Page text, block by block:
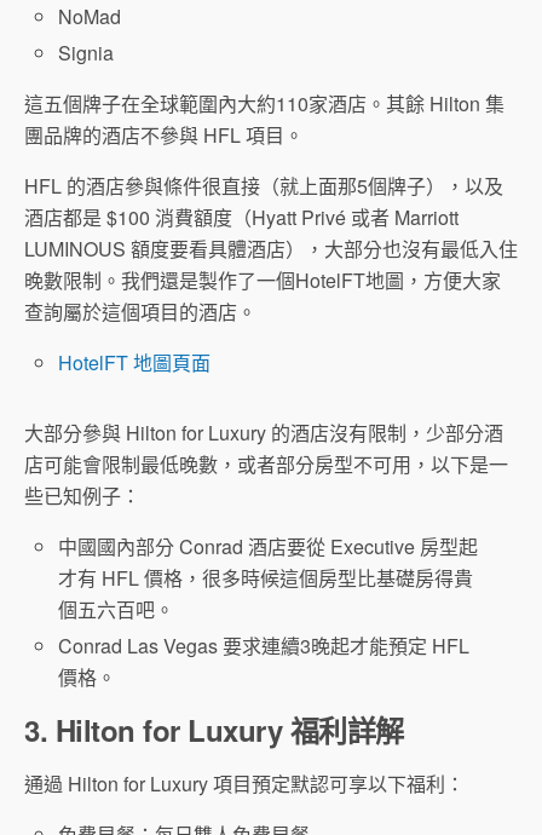
NoMad
Signia
這五個牌子在全球範圍內大約110家酒店。其餘 Hilton 集
團品牌的酒店不參與 HFL 項目。
HFL 的酒店參與條件很直接（就上面那5個牌子），以及
酒店都是 $100 消費額度（Hyatt Privé 或者 Marriott
LUMINOUS 額度要看具體酒店），大部分也沒有最低入住
晚數限制。我們還是製作了一個HotelFT地圖，方便大家
查詢屬於這個項目的酒店。
HotelFT 地圖頁面
大部分參與 Hilton for Luxury 的酒店沒有限制，少部分酒
店可能會限制最低晚數，或者部分房型不可用，以下是一
些已知例子：
中國國內部分 Conrad 酒店要從 Executive 房型起
才有 HFL 價格，很多時候這個房型比基礎房得貴
個五六百吧。
Conrad Las Vegas 要求連續3晚起才能預定 HFL
價格。
3. Hilton for Luxury 福利詳解
通過 Hilton for Luxury 項目預定默認可享以下福利：